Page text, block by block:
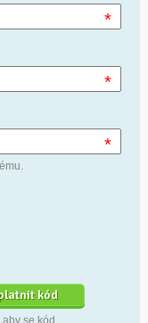
*
*
*
aby se kód